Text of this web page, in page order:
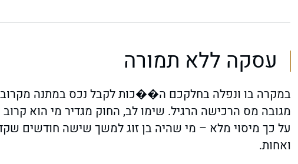
עסקה ללא תמורה
במקרה בו ונפלה בחלקכם ה��כות לקבל נכס במתנה
מגובה מס הרכישה הרגיל. שימו לב, החוק מגדיר מי הוא
על כך מיסוי מלא – מי שהיה בן זוג למשך שישה חודשים
ואחות.